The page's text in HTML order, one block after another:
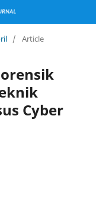
/ Article
Cyber